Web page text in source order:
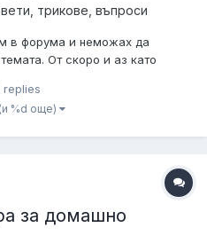
трикове, въпроси
в форума и неможах да
От скоро и аз като
свободно пространство/ долу
мазето се намира на -1
replies
(и %d още)
за домашно